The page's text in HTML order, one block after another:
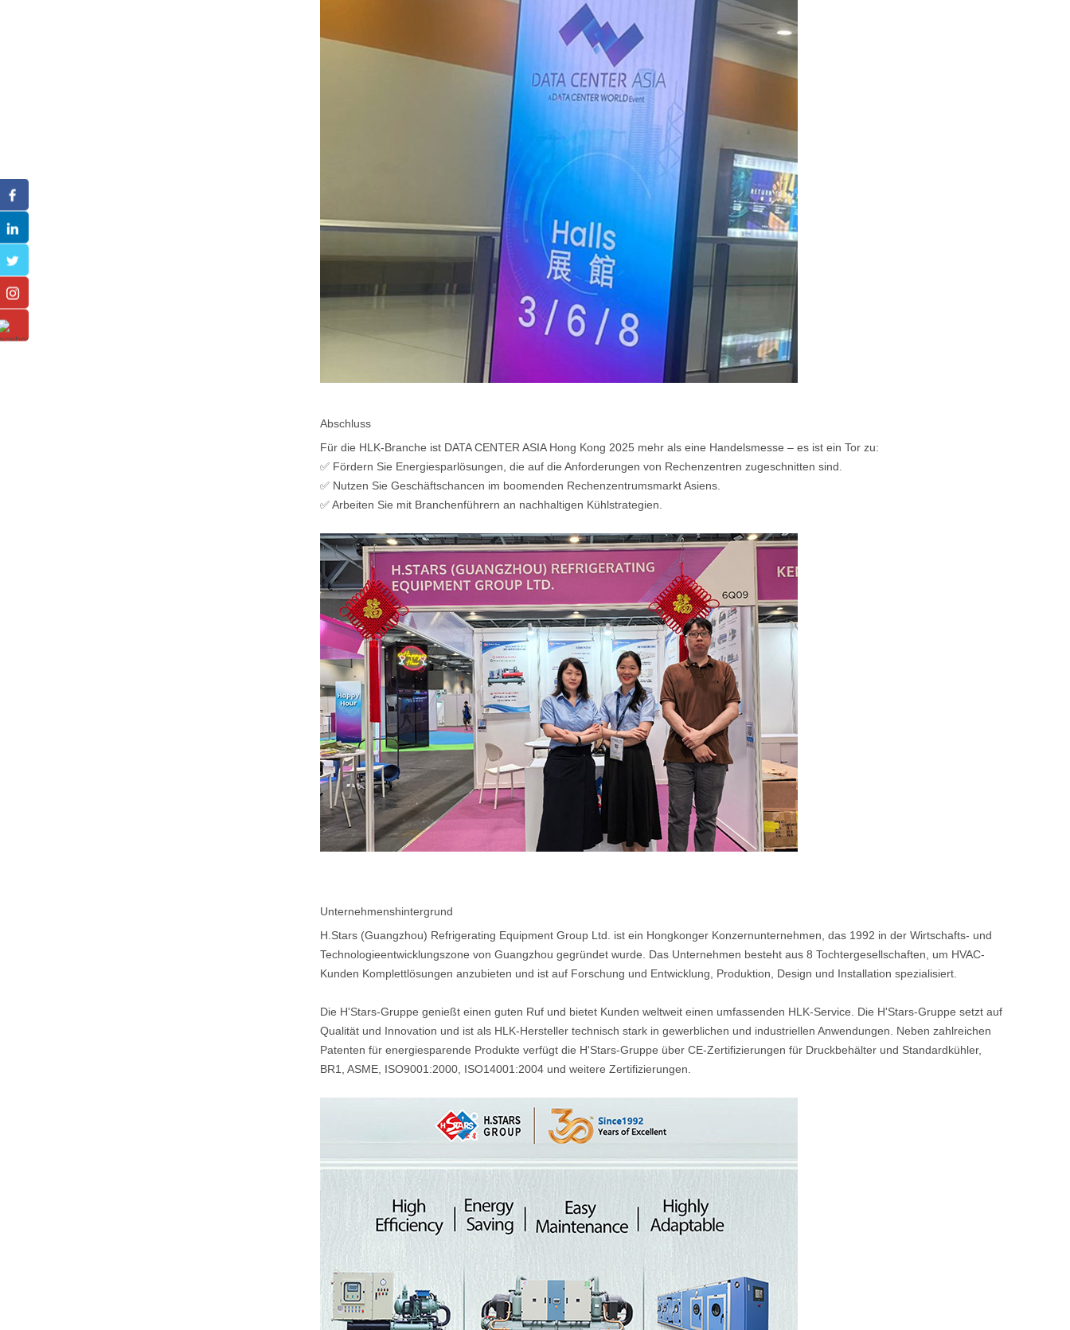
Abschluss
Für die HLK-Branche ist DATA CENTER ASIA Hong Kong 2025 mehr als eine Handelsmesse – es ist ein Tor zu:
✅ Fördern Sie Energiesparlösungen, die auf die Anforderungen von Rechenzentren zugeschnitten sind.
✅ Nutzen Sie Geschäftschancen im boomenden Rechenzentrumsmarkt Asiens.
✅ Arbeiten Sie mit Branchenführern an nachhaltigen Kühlstrategien.
Unternehmenshintergrund
H.Stars (Guangzhou) Refrigerating Equipment Group Ltd. ist ein Hongkonger Konzernunternehmen, das 1992 in der Wirtschafts- und
Technologieentwicklungszone von Guangzhou gegründet wurde. Das Unternehmen besteht aus 8 Tochtergesellschaften, um HVAC-
Kunden Komplettlösungen anzubieten und ist auf Forschung und Entwicklung, Produktion, Design und Installation spezialisiert.
Die H'Stars-Gruppe genießt einen guten Ruf und bietet Kunden weltweit einen umfassenden HLK-Service. Die H'Stars-Gruppe setzt auf
Qualität und Innovation und ist als HLK-Hersteller technisch stark in gewerblichen und industriellen Anwendungen. Neben zahlreichen
Patenten für energiesparende Produkte verfügt die H'Stars-Gruppe über CE-Zertifizierungen für Druckbehälter und Standardkühler,
BR1, ASME, ISO9001:2000, ISO14001:2004 und weitere Zertifizierungen.